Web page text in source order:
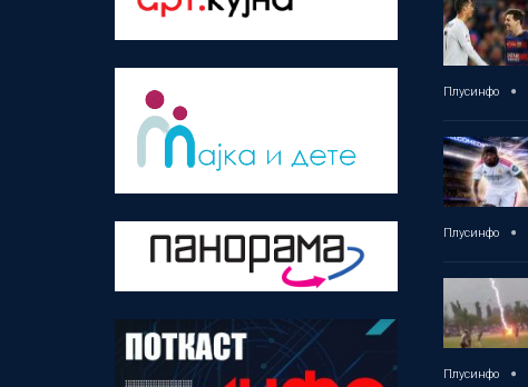
Плусинфо
Плусинфо
Плусинфо